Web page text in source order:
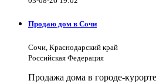
Продаю дом в Сочи
Сочи, Краснодарский край
Российская Федерация
Продажа дома в городе-